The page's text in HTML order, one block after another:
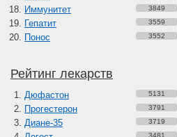
Иммунитет 3849
Гепатит 3559
Понос 3552
Рейтинг лекарств
Дюфастон 5131
Прогестерон 3791
Диане-35 3719
3481